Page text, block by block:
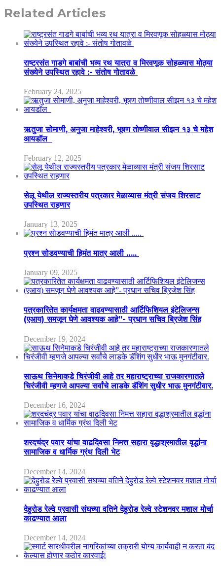
Related Articles
राष्ट्रसंत गाडगे बाबांची भव्य रथ यात्रा व मिरवणूक सोहळ्यास मोठ्या
संख्येने उपस्थित रहावे :- संतोष गोतावळे
February 24, 2025
ऋतुजा सोमाणी, अनुजा माहेश्वरी, भूषण तोष्णीवाल सीझन १३ चे महेश
आयडॉल
February 12, 2025
सेलू येथील राज्यस्तरीय पत्रकार मेळाव्यास मंत्री संजय शिरसाट
उपस्थित राहणार
January 13, 2025
प्रश्न सोडवण्याची हिमंत मात्र आली …..
January 09, 2025
पत्रकारितेत कार्यक्षमता वाढवण्यासाठी आर्टिफिशियल इंटेलिजन्स
(एआय) समजून घेणे आवश्यक आहे”- प्रधान सचिव ब्रिजेश सिंह
December 19, 2024
साऊथ सिनेमाकडे चिरंजीवी आहे तर महाराष्ट्राच्या राजकारणातले
चिरंजीवी म्हणजे आपल्या सर्वांचे लाडके डॅशिंग सुधीर भाऊ मुनगंटीवार.
December 16, 2024
शरदचंद्र पवार यांचा वाढदिवसा निमत्त सहारा वृद्धाश्रमातील वृद्धांना
सामाजिक व धार्मिक ग्रंथ दिली भेट
December 14, 2024
देहुरोड रेल्वे प्रवासी संघच्या वतिने देहुरोड रेल्वे स्टेशनवर मशाल मोर्चा
काढण्यात आला
December 14, 2024